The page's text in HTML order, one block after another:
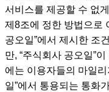
서비스를 제공할 수 없
제8조에 정한 방법으로
공오일”에서 제시한 조
만, “주식회사 공오일”
에는 이용자들의 마일
일”에서 통용되는 통화